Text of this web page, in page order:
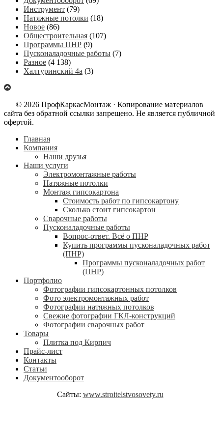
Инструмент (79)
Натяжные потолки (18)
Новое (86)
Общестроительная (107)
Программы ПНР (9)
Пусконаладочные работы (7)
Разное (4 138)
Халтуринский 4а (3)
© 2026 ПрофКаркасМонтаж · Копирование материалов
сайта без обратной ссылки запрещено. Не является публичной
офертой.
Главная
Компания
Наши друзья
Наши услуги
Электромонтажные работы
Натяжные потолки
Монтаж гипсокартона
Стоимость работ по гипсокартону
Сколько стоит гипсокартон
Сварочные работы
Пусконаладочные работы
Вопрос-ответ. Всё о ПНР
Купить программы пусконаладочных работ
(ПНР)
Программы пусконаладочных работ
(ПНР)
Портфолио
Фотографии гипсокартонных потолков
Фото электромонтажных работ
Фотографии натяжных потолков
Свежие фотографии ГКЛ-конструкций
Фотографии сварочных работ
Товары
Плитка под Кирпич
Прайс-лист
Контакты
Статьи
Документооборот
Сайты: www.stroitelstvosovety.ru